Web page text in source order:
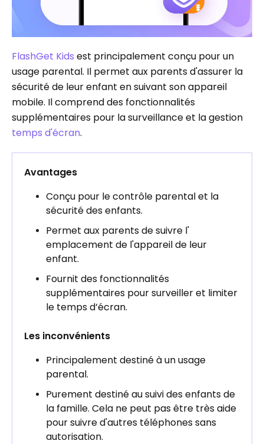
FlashGet Kids est principalement conçu pour un
usage parental. Il permet aux parents d'assurer la
sécurité de leur enfant en suivant son appareil
mobile. Il comprend des fonctionnalités
supplémentaires pour la surveillance et la gestion
temps d'écran.
Avantages
Conçu pour le contrôle parental et la
sécurité des enfants.
Permet aux parents de suivre l'
emplacement de l'appareil de leur
enfant.
Fournit des fonctionnalités
supplémentaires pour surveiller et limiter
le temps d’écran.
Les inconvénients
Principalement destiné à un usage
parental.
Purement destiné au suivi des enfants de
la famille. Cela ne peut pas être très aide
pour suivre d'autres téléphones sans
autorisation.